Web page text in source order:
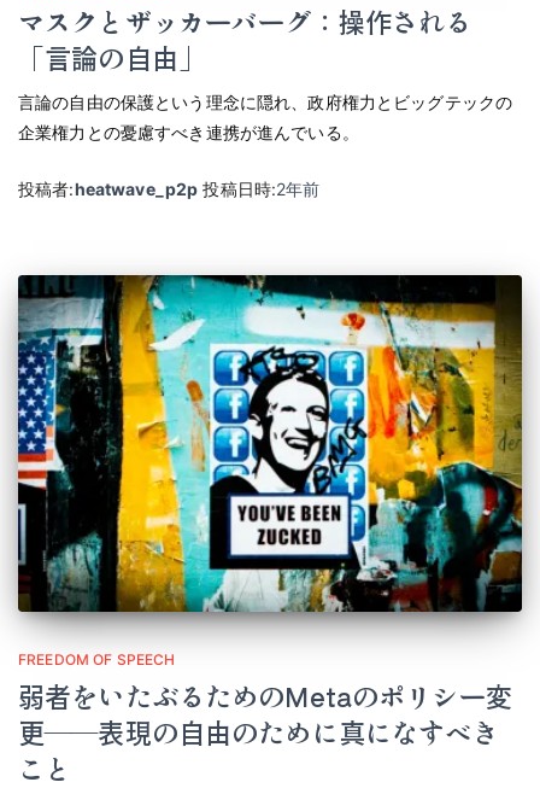
マスクとザッカーバーグ：操作される
「言論の自由」
言論の自由の保護という理念に隠れ、政府権力とビッグテックの
企業権力との憂慮すべき連携が進んでいる。
投稿者:heatwave_p2p 投稿日時:2年前
FREEDOM OF SPEECH
弱者をいたぶるためのMetaのポリシー変
更――表現の自由のために真になすべき
こと